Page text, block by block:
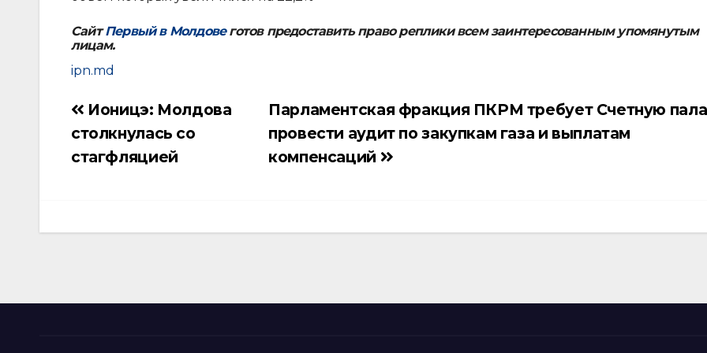
СайтПервый в Молдовеготов предоставить право реплики всем заинтересованным упомянутым
лицам.
ipn.md
Навигация
по
Парламентская фракция ПКРМ требует Счетную
провести аудит по закупкам газа и выплатам
компенсаций
Ионицэ: Молдова
столкнулась со
стагфляцией